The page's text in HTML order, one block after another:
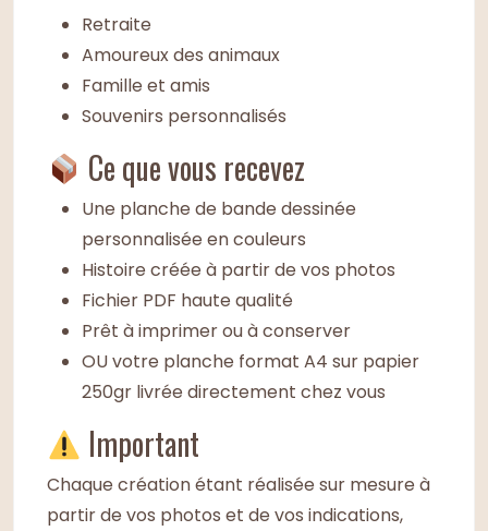
Retraite
Amoureux des animaux
Famille et amis
Souvenirs personnalisés
Ce que vous recevez
Une planche de bande dessinée
personnalisée en couleurs
Histoire créée à partir de vos photos
Fichier PDF haute qualité
Prêt à imprimer ou à conserver
OU votre planche format A4 sur papier
250gr livrée directement chez vous
Important
Chaque création étant réalisée sur mesure à
partir de vos photos et de vos indications,